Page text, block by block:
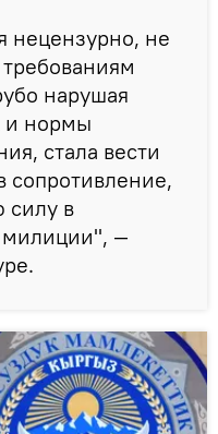
нецензурно, не
нарушая
и нормы
стала вести
сопротивление,
силу в
милиции", —